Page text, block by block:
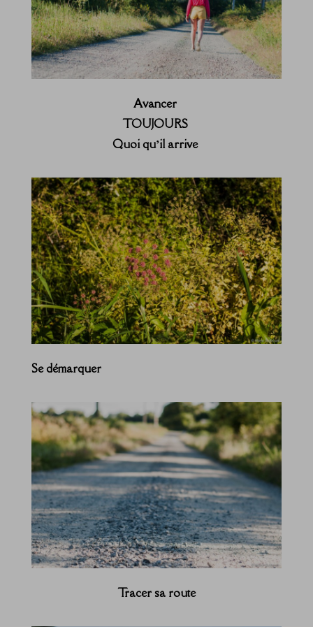
Avancer
TOUJOURS
Quoi qu’il arrive
Se démarquer
Tracer sa route